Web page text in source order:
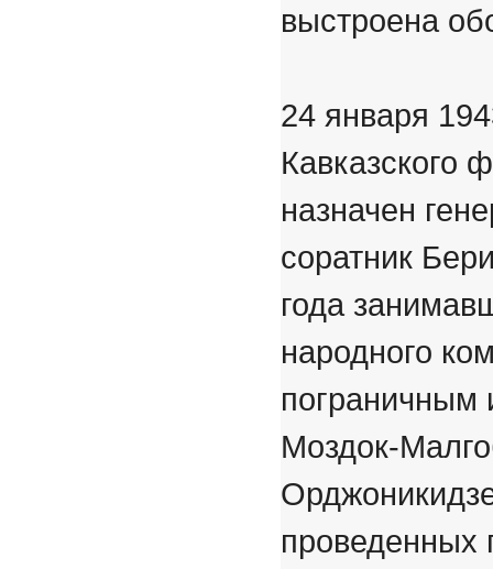
выстроена
24 января
Кавказского
назначен
соратник
года
народного
пограничным
Моздок-
проведенных